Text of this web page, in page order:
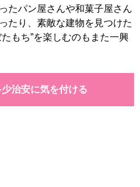
たパン屋さんや和菓子屋さん
たり、素敵な建物を見つけた
たもち”を楽しむのもまた一興
治安に気を付ける